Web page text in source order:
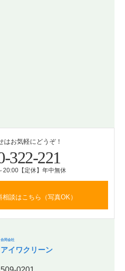
はお気軽にどうぞ！
322-221
20:00【定休】年中無休
相談はこちら（写真OK）
合同会社
アイワクリーン